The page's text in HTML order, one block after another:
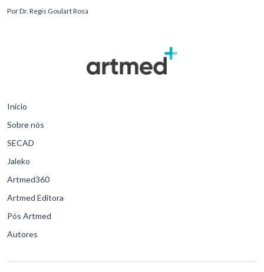
para o desfe
PorDr. Regis Goulart Rosa
Início
Sobre nós
SECAD
Jaleko
Artmed360
Artmed Editora
Pós Artmed
Autores